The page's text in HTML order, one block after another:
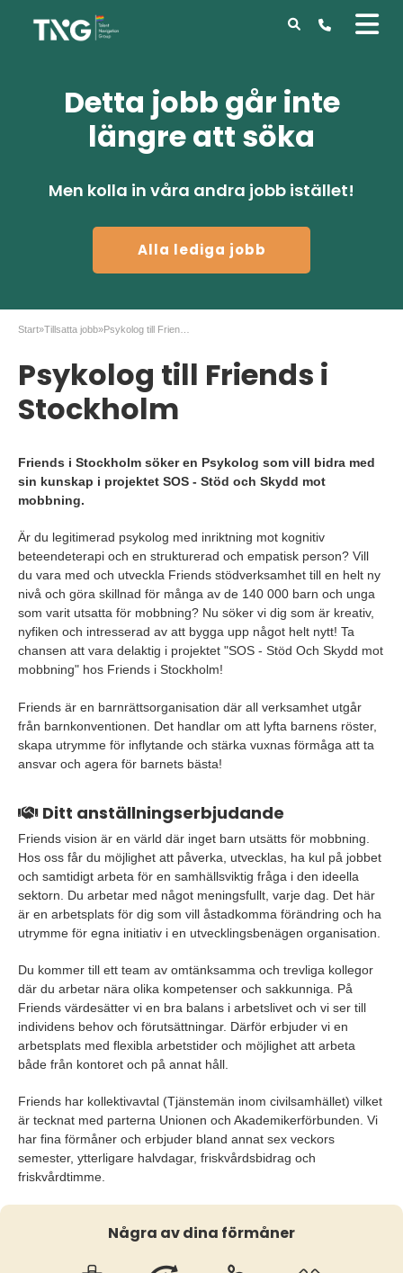
Detta jobb går inte
längre att söka
Men kolla in våra andra jobb istället!
Alla lediga jobb
Start»Tillsatta jobb»
Psykolog till Friends i
Stockholm
Friends i Stockholm söker en Psykolog som vill bidra med
sin kunskap i projektet SOS - Stöd och Skydd mot
mobbning.
Är du legitimerad psykolog med inriktning mot kognitiv
beteendeterapi och en strukturerad och empatisk person? Vill
du vara med och utveckla Friends stödverksamhet till en helt ny
nivå och göra skillnad för många av de 140 000 barn och unga
som varit utsatta för mobbning? Nu söker vi dig som är kreativ,
nyfiken och intresserad av att bygga upp något helt nytt! Ta
chansen att vara delaktig i projektet "SOS - Stöd Och Skydd mot
mobbning" hos Friends i Stockholm!
Friends är en barnrättsorganisation där all verksamhet utgår
från barnkonventionen. Det handlar om att lyfta barnens röster,
skapa utrymme för inflytande och stärka vuxnas förmåga att ta
ansvar och agera för barnets bästa!
Ditt anställningserbjudande
Friends vision är en värld där inget barn utsätts för mobbning.
Hos oss får du möjlighet att påverka, utvecklas, ha kul på jobbet
och samtidigt arbeta för en samhällsviktig fråga i den ideella
sektorn. Du arbetar med något meningsfullt, varje dag. Det här
är en arbetsplats för dig som vill åstadkomma förändring och ha
utrymme för egna initiativ i en utvecklingsbenägen organisation.
Du kommer till ett team av omtänksamma och trevliga kollegor
där du arbetar nära olika kompetenser och sakkunniga. På
Friends värdesätter vi en bra balans i arbetslivet och vi ser till
individens behov och förutsättningar. Därför erbjuder vi en
arbetsplats med flexibla arbetstider och möjlighet att arbeta
både från kontoret och på annat håll.
Friends har kollektivavtal (Tjänstemän inom civilsamhället) vilket
är tecknat med parterna Unionen och Akademikerförbunden. Vi
har fina förmåner och erbjuder bland annat sex veckors
semester, ytterligare halvdagar, friskvårdsbidrag och
friskvårdtimme.
Några av dina förmåner